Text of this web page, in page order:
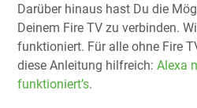
Darüber hinaus hast Du die
Deinem Fire TV zu verbinden.
funktioniert. Für alle ohne Fire
diese Anleitung hilfreich: Alexa
funktioniert’s.